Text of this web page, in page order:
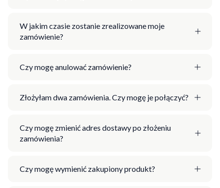
W jakim czasie zostanie zrealizowane moje
zamówienie?
Czy mogę anulować zamówienie?
Złożyłam dwa zamówienia. Czy mogę je połączyć?
Czy mogę zmienić adres dostawy po złożeniu
zamówienia?
Czy mogę wymienić zakupiony produkt?